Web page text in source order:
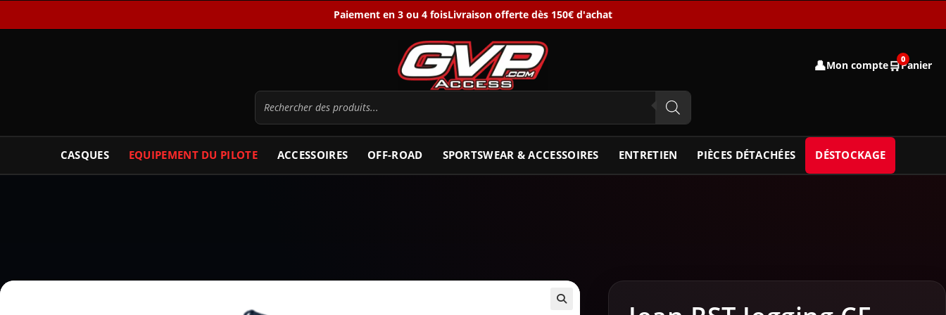
Paiement en 3 ou 4 foisLivraison offerte dès 150€ d'achat
👤Mon compte🛒0
Panier
CASQUES EQUIPEMENT DU PILOTE ACCESSOIRES OFF-ROAD SPORTSWEAR & ACCESSOIRES ENTRETIEN PIÈCES DÉTACHÉES DÉSTOCKAGE